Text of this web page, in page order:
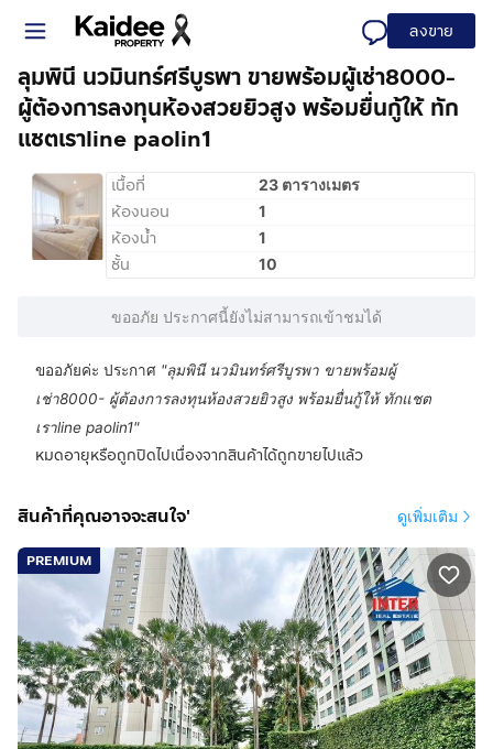
ลงขาย
ลุมพินี นวมินทร์ศรีบูรพา ขายพร้อมผู้เช่า8000-
ผู้ต้องการลงทุนห้องสวยยิวสูง พร้อมยื่นกู้ให้ ทัก
แชตเราline paolin1
เนื้อที่ 23 ตารางเมตร
ห้องนอน 1
ห้องน้ำ 1
ชั้น 10
ขออภัย ประกาศนี้ยังไม่สามารถเข้าชมได้
ขออภัยค่ะ ประกาศ "ลุมพินี นวมินทร์ศรีบูรพา ขายพร้อมผู้
เช่า8000- ผู้ต้องการลงทุนห้องสวยยิวสูง พร้อมยื่นกู้ให้ ทักแชต
เราline paolin1"
หมดอายุหรือถูกปิดไปเนื่องจากสินค้าได้ถูกขายไปแล้ว
สินค้าที่คุณอาจจะสนใจ' ดูเพิ่มเติม
PREMIUM